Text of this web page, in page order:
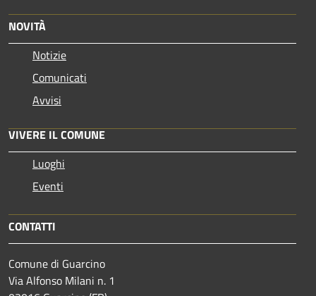
NOVITÀ
Notizie
Comunicati
Avvisi
VIVERE IL COMUNE
Luoghi
Eventi
CONTATTI
Comune di Guarcino
Via Alfonso Milani n. 1